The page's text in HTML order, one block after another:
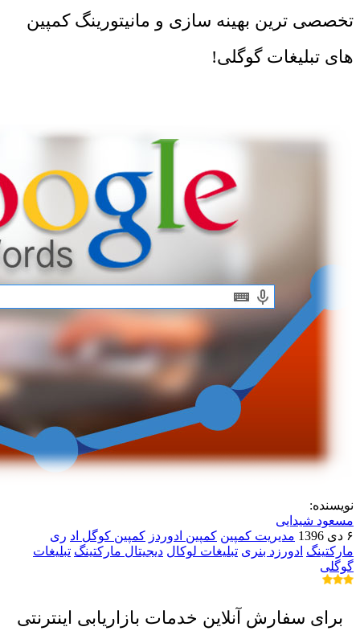
تخصصی ترین بهینه سازی و مانیتورینگ کمپین
های تبلیغات گوگلی!
نویسنده:
مسعود شیدایی
۶ دی 1396
مدیریت کمپین کمپین ادوردز کمپین کوگل اد ری
مارکتینگ ادورزد بنری تبلیغات لوکال دیجیتال مارکتینگ تبلیغات
گوگلی
برای سفارش آنلاین خدمات بازاریابی اینترنتی